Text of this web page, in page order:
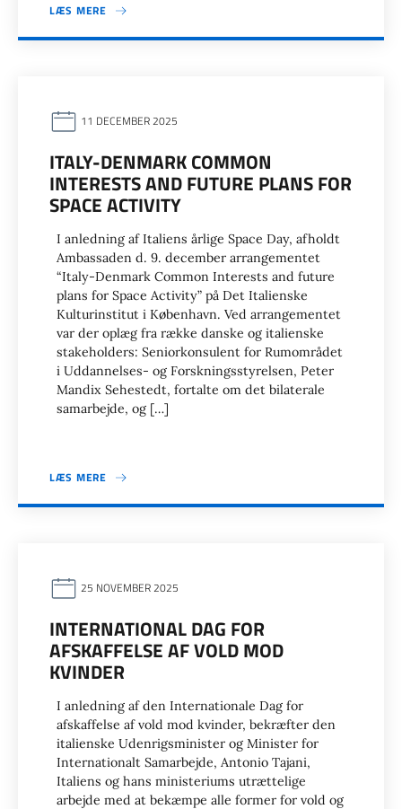
LÆS MERE
11 DECEMBER 2025
ITALY-DENMARK COMMON
INTERESTS AND FUTURE PLANS FOR
SPACE ACTIVITY
I anledning af Italiens årlige Space Day, afholdt
Ambassaden d. 9. december arrangementet
“Italy-Denmark Common Interests and future
plans for Space Activity” på Det Italienske
Kulturinstitut i København. Ved arrangementet
var der oplæg fra række danske og italienske
stakeholders: Seniorkonsulent for Rumområdet
i Uddannelses- og Forskningsstyrelsen, Peter
Mandix Sehestedt, fortalte om det bilaterale
samarbejde, og […]
LÆS MERE
25 NOVEMBER 2025
INTERNATIONAL DAG FOR
AFSKAFFELSE AF VOLD MOD
KVINDER
I anledning af den Internationale Dag for
afskaffelse af vold mod kvinder, bekræfter den
italienske Udenrigsminister og Minister for
Internationalt Samarbejde, Antonio Tajani,
Italiens og hans ministeriums utrættelige
arbejde med at bekæmpe alle former for vold og